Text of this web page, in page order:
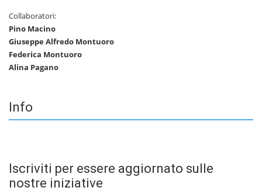
Collaboratori:
Pino Macino
Giuseppe Alfredo Montuoro
Federica Montuoro
Alina Pagano
Info
Iscriviti per essere aggiornato sulle
nostre iniziative